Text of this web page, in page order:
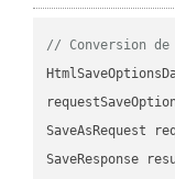
// Conversion de
SaveAsRequest
SaveResponse